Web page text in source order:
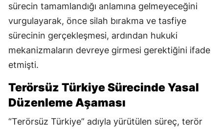
sürecin tamamlandığı anlamına gelmeyeceğini
vurgulayarak, önce silah bırakma ve tasfiye
sürecinin gerçekleşmesi, ardından hukuki
mekanizmaların devreye girmesi gerektiğini ifade
etmişti.
Terörsüz Türkiye Sürecinde Yasal
Düzenleme Aşaması
“Terörsüz Türkiye” adıyla yürütülen süreç, terör